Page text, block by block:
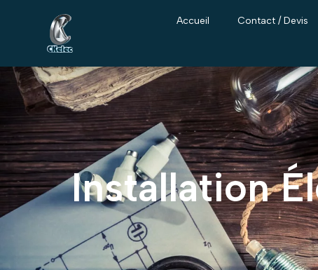
Accueil Contact / Devis
Installation